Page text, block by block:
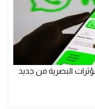
البصرية من جديد